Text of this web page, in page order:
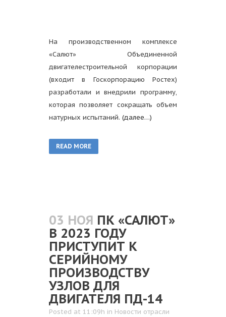
На производственном комплексе
«Салют» Объединенной
двигателестроительной корпорации
(входит в Госкорпорацию Ростех)
разработали и внедрили программу,
которая позволяет сокращать объем
натурных испытаний. (далее…)
READ MORE
03 НОЯ ПК «САЛЮТ»
В 2023 ГОДУ
ПРИСТУПИТ К
СЕРИЙНОМУ
ПРОИЗВОДСТВУ
УЗЛОВ ДЛЯ
ДВИГАТЕЛЯ ПД-14
Posted at 11:09h in Новости отрасли